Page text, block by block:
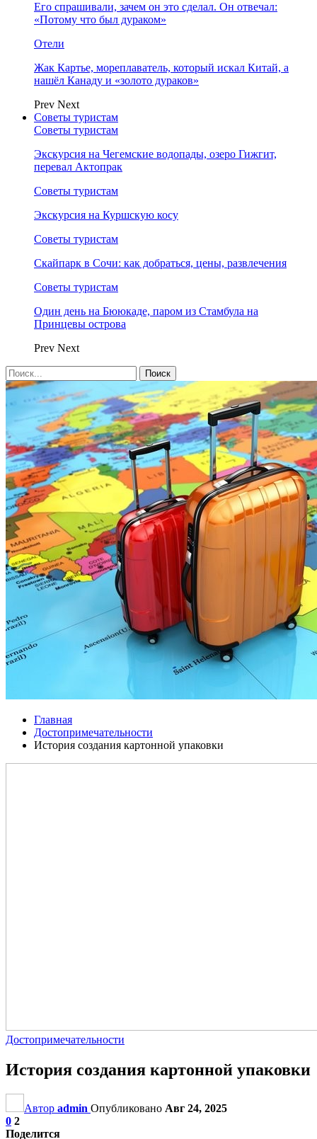
Его спрашивали, зачем он это сделал. Он отвечал:
«Потому что был дураком»
Отели
Жак Картье, мореплаватель, который искал Китай, а
нашёл Канаду и «золото дураков»
Prev Next
Советы туристам
Советы туристам
Экскурсия на Чегемские водопады, озеро Гижгит,
перевал Актопрак
Советы туристам
Экскурсия на Куршскую косу
Советы туристам
Скайпарк в Сочи: как добраться, цены, развлечения
Советы туристам
Один день на Бююкаде, паром из Стамбула на
Принцевы острова
Prev Next
Главная
Достопримечательности
История создания картонной упаковки
Достопримечательности
История создания картонной упаковки
Автор admin Опубликовано Авг 24, 2025
0 2
Поделится